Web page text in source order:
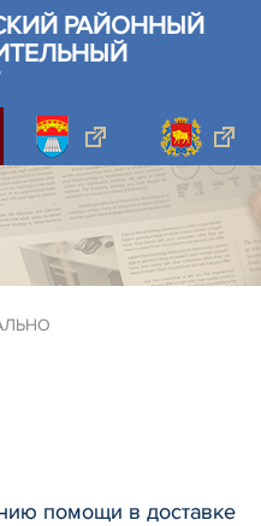
РАЙОННЫЙ
помощи в доставке